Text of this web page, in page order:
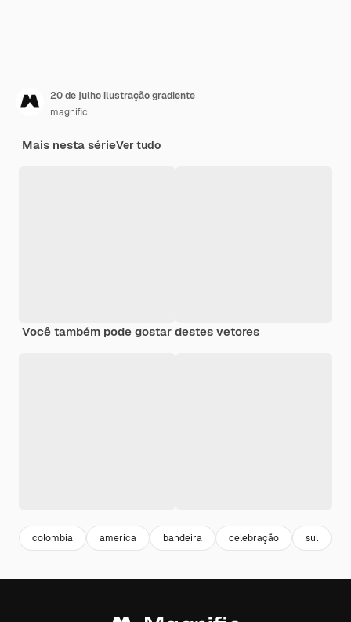
20 de julho ilustração gradiente
magnific
Mais nesta sérieVer tudo
Você também pode gostar destes vetores
colombia america bandeira celebração sul